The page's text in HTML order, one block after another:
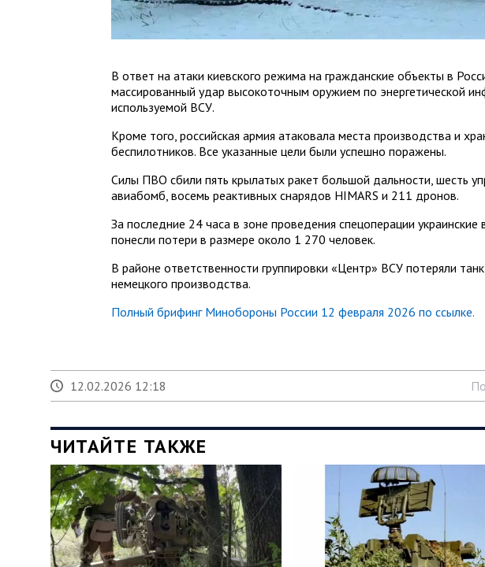
В ответ на атаки киевского режима на гражданские объекты в
массированный удар высокоточным оружием по энергетической
используемой ВСУ.
Кроме того, российская армия атаковала места производства и
беспилотников. Все указанные цели были успешно поражены.
Силы ПВО сбили пять крылатых ракет большой дальности, шесть
авиабомб, восемь реактивных снарядов HIMARS и 211 дронов.
За последние 24 часа в зоне проведения спецоперации
понесли потери в размере около 1 270 человек.
В районе ответственности группировки «Центр» ВСУ потеряли
немецкого производства.
Полный брифинг Минобороны России 12 февраля 2026 по ссылке.
12.02.2026 12:18
ЧИТАЙТЕ ТАКЖЕ